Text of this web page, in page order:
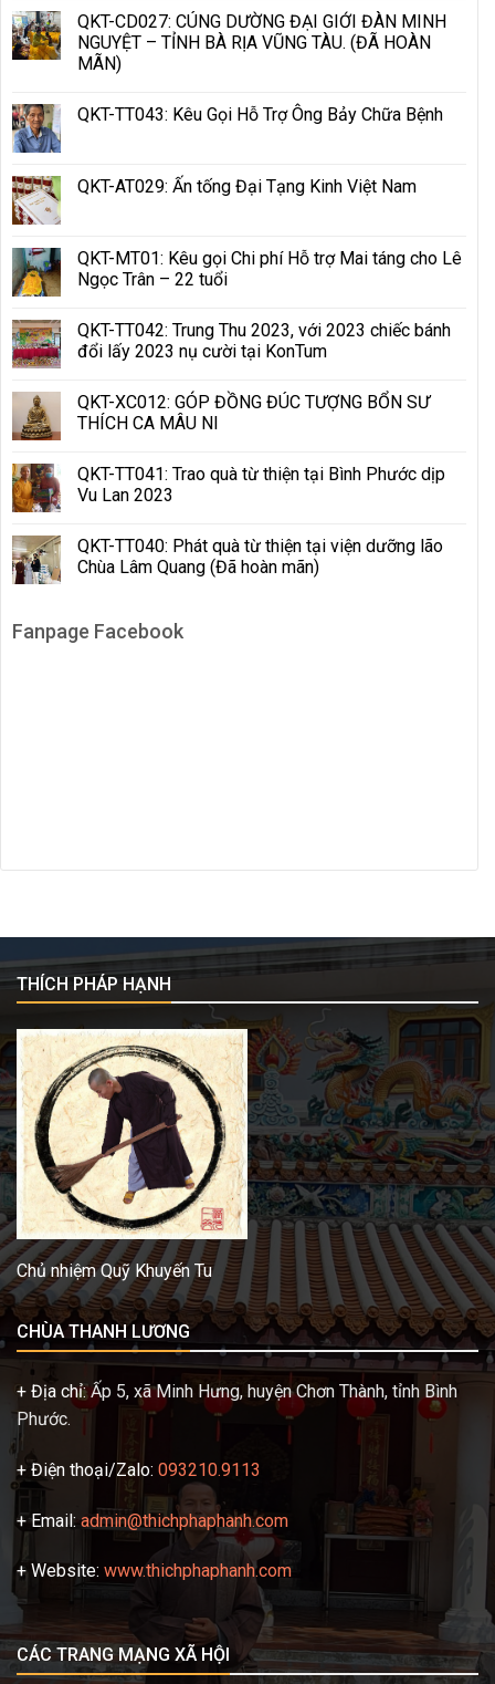
QKT-CD027: CÚNG DƯỜNG ĐẠI GIỚI ĐÀN MINH
NGUYỆT – TỈNH BÀ RỊA VŨNG TÀU. (ĐÃ HOÀN
MÃN)
QKT-TT043: Kêu Gọi Hỗ Trợ Ông Bảy Chữa Bệnh
QKT-AT029: Ấn tống Đại Tạng Kinh Việt Nam
QKT-MT01: Kêu gọi Chi phí Hỗ trợ Mai táng cho Lê
Ngọc Trân – 22 tuổi
QKT-TT042: Trung Thu 2023, với 2023 chiếc bánh
đổi lấy 2023 nụ cười tại KonTum
QKT-XC012: GÓP ĐỒNG ĐÚC TƯỢNG BỔN SƯ
THÍCH CA MÂU NI
QKT-TT041: Trao quà từ thiện tại Bình Phước dịp
Vu Lan 2023
QKT-TT040: Phát quà từ thiện tại viện dưỡng lão
Chùa Lâm Quang (Đã hoàn mãn)
Fanpage Facebook
THÍCH PHÁP HẠNH
Chủ nhiệm Quỹ Khuyến Tu
CHÙA THANH LƯƠNG
+ Địa chỉ:Ấp 5, xã Minh Hưng, huyện Chơn Thành, tỉnh Bình
Phước.
+ Điện thoại/Zalo: 093210.9113
+ Email:admin@thichphaphanh.com
+ Website: www.thichphaphanh.com
CÁC TRANG MẠNG XÃ HỘI